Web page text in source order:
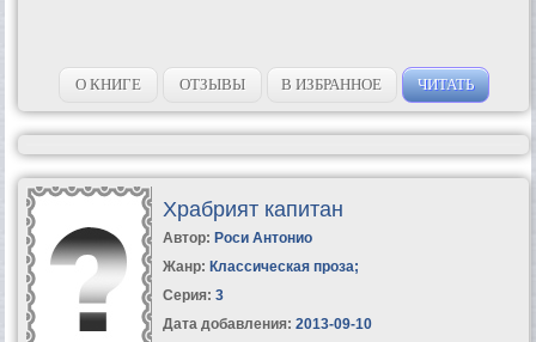
О КНИГЕ ОТЗЫВЫ В ИЗБРАННОЕ ЧИТАТЬ
Храбрият капитан
Автор: Роси Антонио
Жанр: Классическая проза;
Серия: 3
Дата добавления: 2013-09-10